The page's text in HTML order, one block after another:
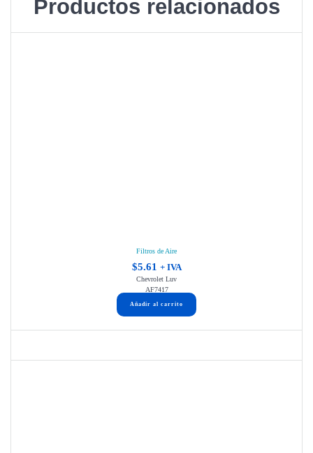
Productos relacionados
Filtros de Aire
$5.61 + IVA
Chevrolet Luv
AF7417
Añadir al carrito